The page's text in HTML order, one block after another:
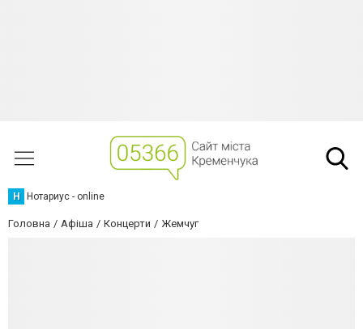
Н Нотариус - online
Головна Афіша Концерти Жемчуг